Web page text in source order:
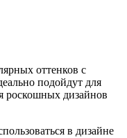
оттенков с
подойдут для
роскошных дизайнов
в дизайне